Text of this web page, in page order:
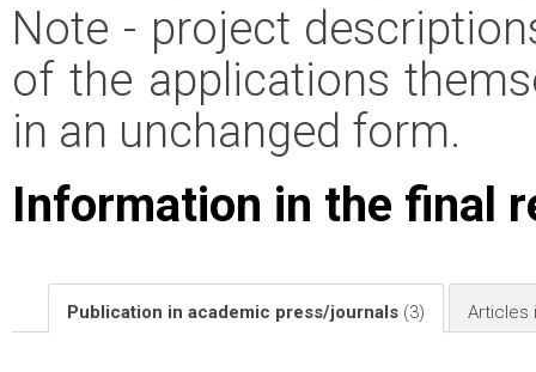
Note - project
of the applications
in an unchanged form.
Information in the final
Publication in academic press/journals (3) Articles